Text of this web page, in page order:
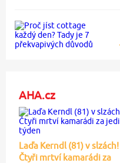
AHA.cz
Laďa Kerndl (81) v slzách!
Čtyři mrtví kamarádi za